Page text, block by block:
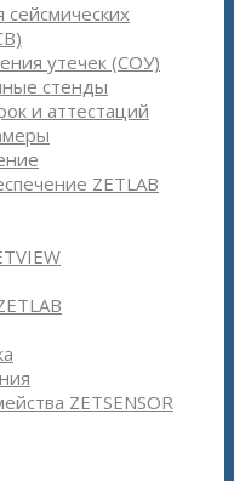
сейсмических
утечек (СОУ)
стенды
и аттестаций
ZETLAB
ZETSENSOR